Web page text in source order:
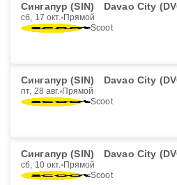
Сингапур (SIN) Davao City
сб, 17 окт. Прямой
Scoot
Сингапур (SIN) Davao City
пт, 28 авг. Прямой
Scoot
Сингапур (SIN) Davao City
сб, 10 окт. Прямой
Scoot